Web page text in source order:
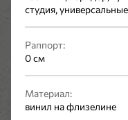
студия, универсальные
Раппорт:
0 см
Материал:
винил на флизелине